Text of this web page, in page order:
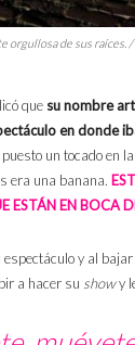
orgullosa de sus raíces.
que su nombre
en donde
un tocado en
era una banana.
ESTÁN EN BOCA
y al
a hacer su showy